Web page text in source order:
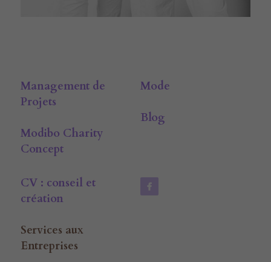
Management de
Projets
Modibo Charity
Concept
Mode
Blog
CV : conseil et
création
Services aux
Entreprises